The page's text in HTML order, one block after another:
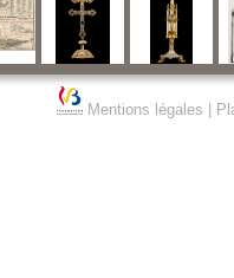
Mentions légales